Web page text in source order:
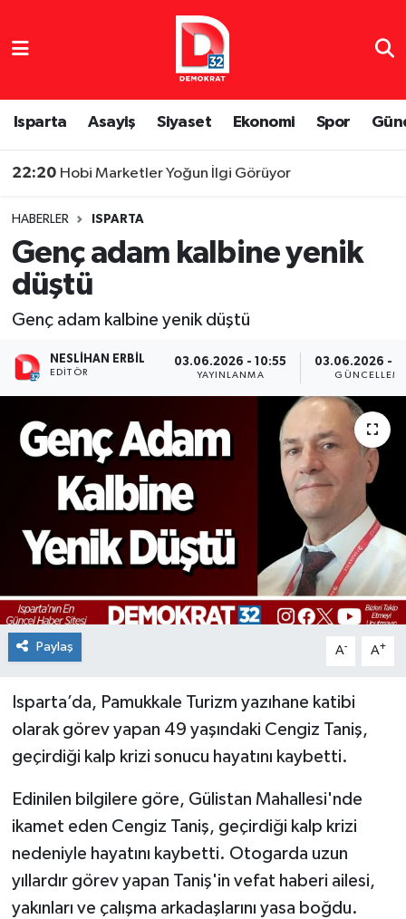
Isparta Asayiş Siyaset Ekonomi Spor
22:20 Hobi Marketler Yoğun İlgi Görüyor
HABERLER ISPARTA
Genç adam kalbine yenik
düştü
Genç adam kalbine yenik düştü
NESLIHAN ERBIL
EDITÖR
03.06.2026 - 10:55
YAYINLANMA
03.06.2026 -
Paylaş A- A+
Isparta’da, Pamukkale Turizm yazıhane katibi
olarak görev yapan 49 yaşındaki Cengiz Taniş,
geçirdiği kalp krizi sonucu hayatını kaybetti.
Edinilen bilgilere göre, Gülistan Mahallesi'nde
ikamet eden Cengiz Taniş, geçirdiği kalp krizi
nedeniyle hayatını kaybetti. Otogarda uzun
yıllardır görev yapan Taniş'in vefat haberi ailesi,
yakınları ve çalışma arkadaşlarını yasa boğdu.
Isparta Nöbetçi Eczaneler
Isparta Hava Durumu
Süper Lig Puan Durumu ve Fikstür
Tüm Manşetler